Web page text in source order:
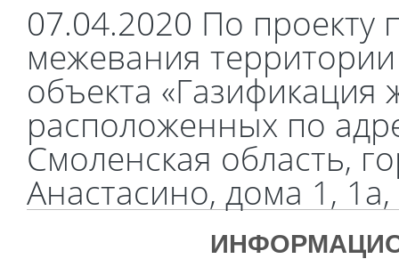
07.04.2020 По проекту
межевания
объекта
расположенных по
Смоленская область,
Анастасино, дома 1, 1а,